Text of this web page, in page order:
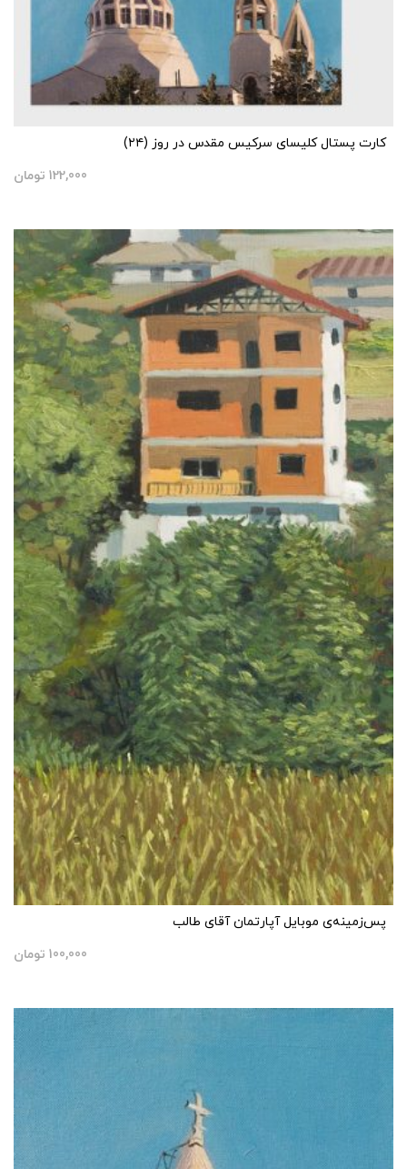
کارت پستال کلیسای سرکیس مقدس در روز (۲۴)
122,000 تومان
پس‌زمینه‌ی موبایل آپارتمان آقای طالب
100,000 تومان